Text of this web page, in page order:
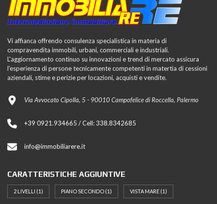
Vi affianca offrendo consulenza specialistica in materia di
compravendita immobili, urbani, commerciali e industriali.
L'aggiornamento continuo su innovazioni e trend di mercato assicura
l'esperienza di persone tecnicamente competenti in matertia di cessioni
aziendali, stime e perizie per locazioni, acquisti e vendite.
Via Avvocato Cipolla, 5 - 90010 Campofelice di Roccella, Palermo
+39 0921.934665 / Cell: 338.8342685
info@immobiliarere.it
CARATTERISTICHE AGGIUNTIVE
2 LIVELLI (1) PIANO SECONDO (1) VISTA MARE (1)